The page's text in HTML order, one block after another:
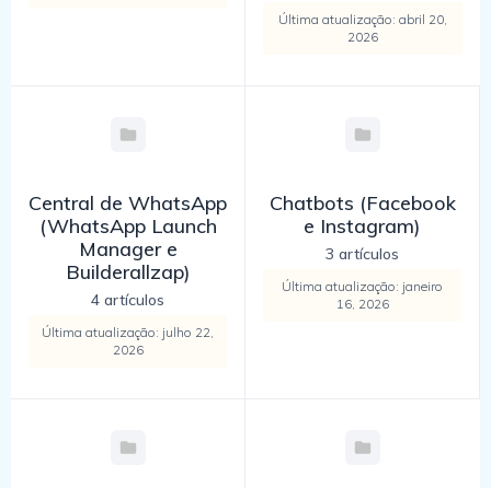
Última atualização: abril 20,
2026
Central de WhatsApp
(WhatsApp Launch
Manager e
Builderallzap)
4 artículos
Última atualização: julho 22,
2026
Chatbots (Facebook
e Instagram)
3 artículos
Última atualização: janeiro
16, 2026